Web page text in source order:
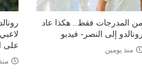
من المدرجات فقط.. هكذا عاد
رونالدو إلى النصر- فيديو
منذ يومين
على
منذ 6